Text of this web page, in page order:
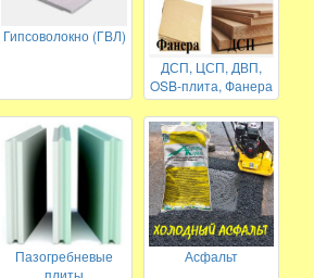
Гипсоволокно (ГВЛ)
ДСП, ЦСП, ДВП,
OSB-плита, Фанера
Пазогребневые
Асфальт